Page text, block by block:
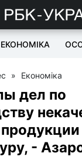
ЕКОНОМІКА
» Економіка
дел по
-